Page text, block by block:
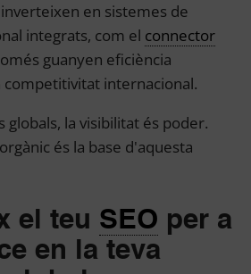
en sistemes de
integrats, com el connector
guanyen eficiència
competitivitat internacional.
globals, la visibilitat és poder.
és la base d'aquesta
el teu SEO per a
en la teva